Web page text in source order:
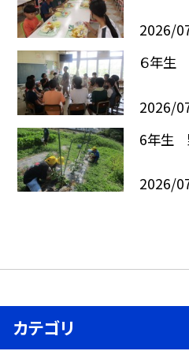
2026/
６年生
2026/
6年生
2026/
カテゴリ